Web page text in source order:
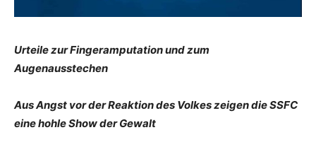
Urteile zur Fingeramputation und zum
Augenausstechen
Aus Angst vor der Reaktion des Volkes zeigen die SSFC
eine hohle Show der Gewalt